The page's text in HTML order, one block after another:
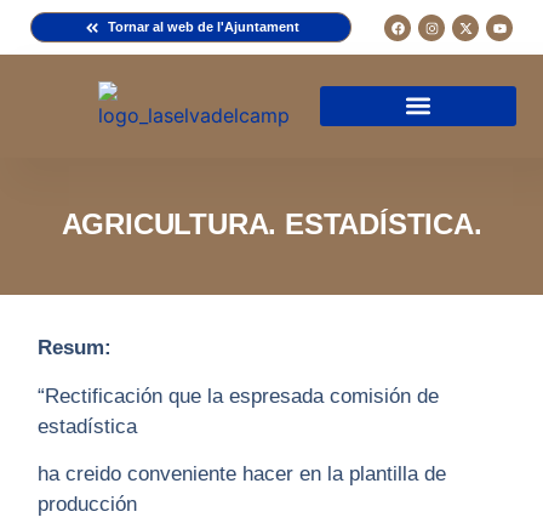
Tornar al web de l'Ajuntament
AGRICULTURA. ESTADÍSTICA.
Resum:
“Rectificación que la espresada comisión de
estadística
ha creido conveniente hacer en la plantilla de
producción